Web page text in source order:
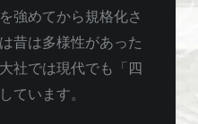
強めてから規格化さ
昔は多様性があった
社では現代でも「四
ています。